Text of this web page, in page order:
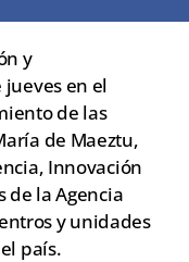
y
en el
de las
de Maeztu,
Innovación
de la Agencia
y unidades
país.